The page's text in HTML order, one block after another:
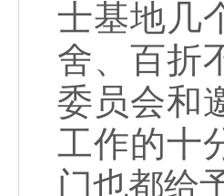
士基地几
舍、百折
委员会和
工作的十
门也都给